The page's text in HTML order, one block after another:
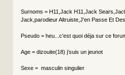
Surnoms = H11,Jack H11,Jack
Jack,parodieur Altruiste,J'en Passe Et
Pseudo = heu...c'est quoi déja sur ce
Age = dizouite(18) j'suis un jeunot
Sexe = masculin singulier